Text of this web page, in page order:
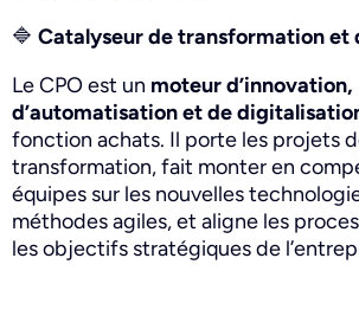
🔷 Catalyseur de transformation et
Le CPO est un moteur d’innovation,
d’automatisation et de
fonction achats. Il porte les projets
transformation, fait monter en
équipes sur les nouvelles
méthodes agiles, et aligne les
les objectifs stratégiques de